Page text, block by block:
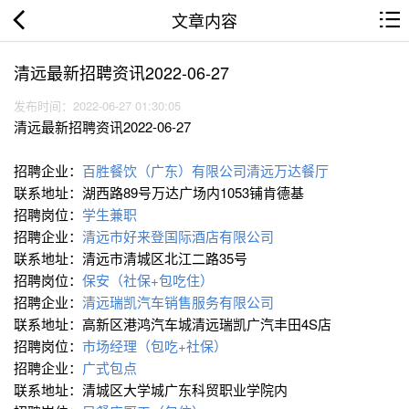
文章内容
清远最新招聘资讯2022-06-27
发布时间：2022-06-27 01:30:05
清远最新招聘资讯2022-06-27
招聘企业： 百胜餐饮（广东）有限公司清远万达餐厅
联系地址：湖西路89号万达广场内1053铺肯德基
招聘岗位： 学生兼职
招聘企业： 清远市好来登国际酒店有限公司
联系地址：清远市清城区北江二路35号
招聘岗位： 保安（社保+包吃住）
招聘企业： 清远瑞凯汽车销售服务有限公司
联系地址：高新区港鸿汽车城清远瑞凯广汽丰田4S店
招聘岗位： 市场经理（包吃+社保）
招聘企业： 广式包点
联系地址：清城区大学城广东科贸职业学院内